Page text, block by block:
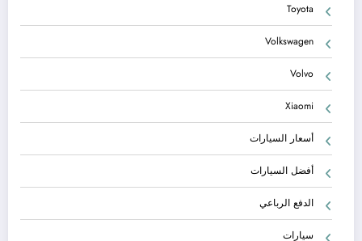
Toyota
Volkswagen
Volvo
Xiaomi
أسعار السيارات
أفضل السيارات
الدفع الرباعي
سيارات